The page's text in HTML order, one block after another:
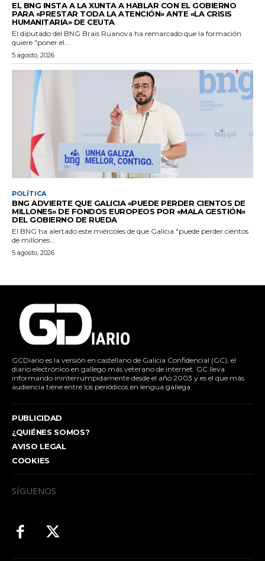
EL BNG INSTA A LA XUNTA A HABLAR CON EL GOBIERNO
PARA «PRESTAR TODA LA ATENCIÓN» ANTE «LA CRISIS
HUMANITARIA» DE CEUTA
El diputado del BNG Brais Ruanova ha remarcado que la formación
quiere "poner el...
5 agosto, 2026
POLÍTICA
BNG ADVIERTE QUE GALICIA «PUEDE PERDER CIENTOS DE
MILLONES» DE FONDOS EUROPEOS POR «MALA GESTIÓN»
DEL GOBIERNO DE RUEDA
El BNG ha alertado este miércoles de que Galicia "puede perder cientos
de millones...
5 agosto, 2026
GCDiario es la versión en castellano de Galicia Confidencial (GC), el
diario electrónico en gallego más veterano de internet. GC lleva
informando ininterrumpidamente desde el año 2003 y es el que más
audiencia tiene entre los periódicos en lengua gallega.
PUBLICIDAD
¿QUIÉNES SOMOS?
AVISO LEGAL
COOKIES
SÍGUENOS